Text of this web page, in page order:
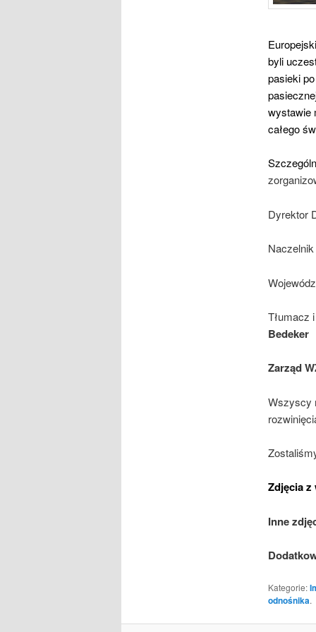
byli
pasieki
wystawie
całego
Dyrektor
Tłumacz
Bedeker
Zarząd
Wszyscy
Zdjęcia z
Inne
Kategorie:
odnośnika.